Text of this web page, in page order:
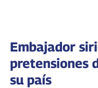
Embajador
pretensiones
su país